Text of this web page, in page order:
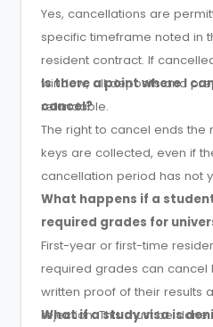
Yes, cancellations are
specific timeframe noted in
resident contract. If
window, all deposits and
refundable.
Is there a point where I
cancel?
The right to cancel ends the
keys are collected, even if
cancellation period has not
What happens if a
required grades for
First-year or first-time
required grades can cancel
written proof of their results
rejection. This must be done
What if a study visa is